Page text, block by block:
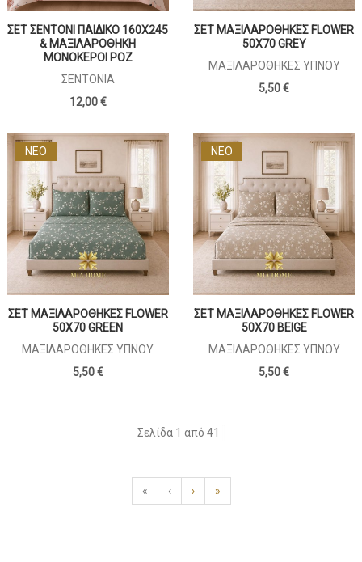
ΣΕΤ ΣΕΝΤΟΝΙ ΠΑΙΔΙΚΟ 160Χ245
& ΜΑΞΙΛΑΡΟΘΗΚΗ
ΜΟΝΟΚΕΡΟΙ ΡΟΖ
ΣΕΝΤΌΝΙΑ
12,00 €
ΣΕΤ ΜΑΞΙΛΑΡΟΘΗΚΕΣ FLOWER
50X70 GREY
ΜΑΞΙΛΑΡΟΘΉΚΕΣ ΎΠΝΟΥ
5,50 €
ΝΕΟ
ΣΕΤ ΜΑΞΙΛΑΡΟΘΗΚΕΣ FLOWER
50X70 GREEN
ΜΑΞΙΛΑΡΟΘΉΚΕΣ ΎΠΝΟΥ
5,50 €
ΝΕΟ
ΣΕΤ ΜΑΞΙΛΑΡΟΘΗΚΕΣ FLOWER
50X70 BEIGE
ΜΑΞΙΛΑΡΟΘΉΚΕΣ ΎΠΝΟΥ
5,50 €
Σελίδα 1 από 41
« ‹ › »